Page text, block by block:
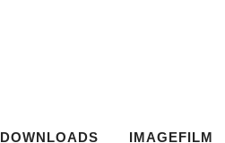
DOWNLOADS IMAGEFILM